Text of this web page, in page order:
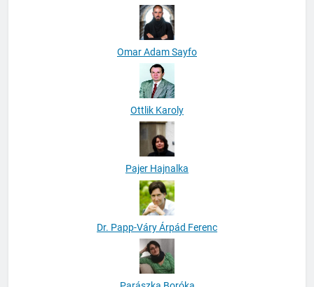
Omar Adam Sayfo
Ottlik Karoly
Pajer Hajnalka
Dr. Papp-Váry Árpád Ferenc